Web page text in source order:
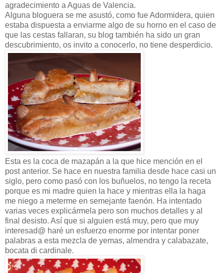
agradecimiento a Aguas de Valencia.
Alguna bloguera se me asustó, como fue Adormidera, quien
estaba dispuesta a enviarme algo de su horno en el caso de
que las cestas fallaran, su blog también ha sido un gran
descubrimiento, os invito a conocerlo, no tiene desperdicio.
Esta es la coca de mazapán a la que hice mención en el
post anterior. Se hace en nuestra familia desde hace casi un
siglo, pero como pasó con los buñuelos, no tengo la receta
porque es mi madre quien la hace y mientras ella la haga
me niego a meterme en semejante faenón. Ha intentado
varias veces explicármela pero son muchos detalles y al
final desisto. Así que si alguien está muy, pero que muy
interesad@ haré un esfuerzo enorme por intentar poner
palabras a esta mezcla de yemas, almendra y calabazate,
bocata di cardinale.